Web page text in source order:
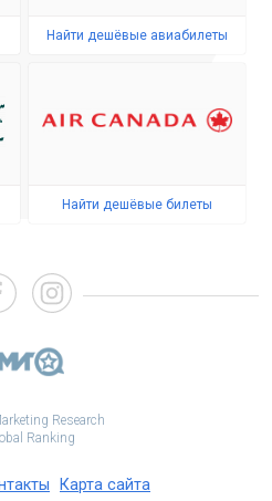
Найти дешёвые авиабилеты
Найти дешёвые билеты
Research
Ranking
Карта сайта